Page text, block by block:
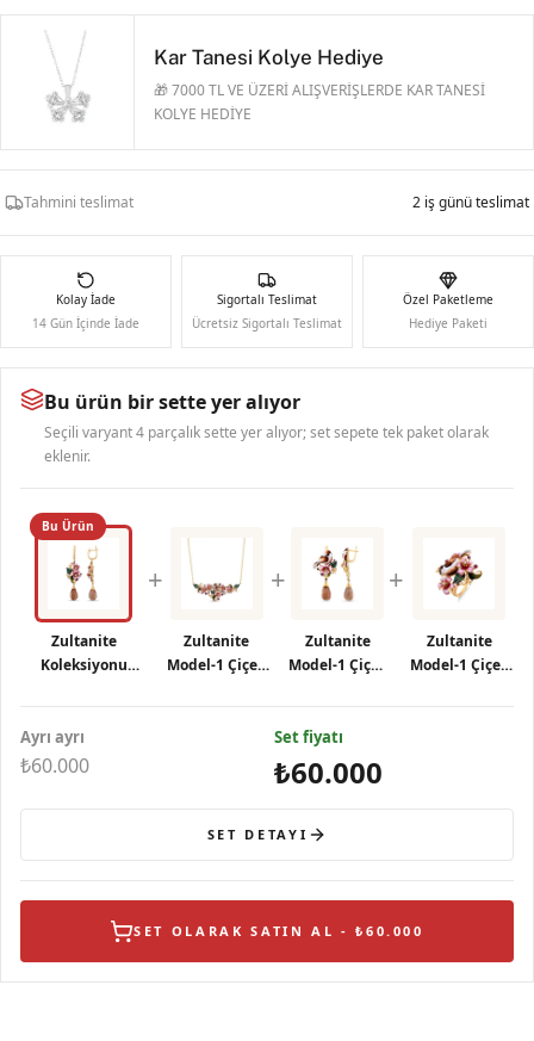
Kar Tanesi Kolye Hediye
🎁 7000 TL VE ÜZERİ ALIŞVERİŞLERDE KAR TANESİ
KOLYE HEDİYE
Tahmini teslimat 2 iş günü teslimat
Kolay İade
14 Gün İçinde İade
Sigortalı Teslimat
Ücretsiz Sigortalı Teslimat
Özel Paketleme
Hediye Paketi
Bu ürün bir sette yer alıyor
Seçili varyant 4 parçalık sette yer alıyor; set sepete tek paket olarak
eklenir.
Bu Ürün
Zultanite
Koleksiyonu
Figürlü Mineli
Gümüş Küpe
+
Zultanite
Model-1 Çiçek
Mineli Gümüş
+
Zultanite
Model-1 Çiçek
Gümüş Küpe
+
Zultanite
Model-1 Çiçek
Mineli Gümüş
Ayrı ayrı
₺60.000
Set fiyatı
₺60.000
SET DETAYI
SET OLARAK SATIN AL - ₺60.000